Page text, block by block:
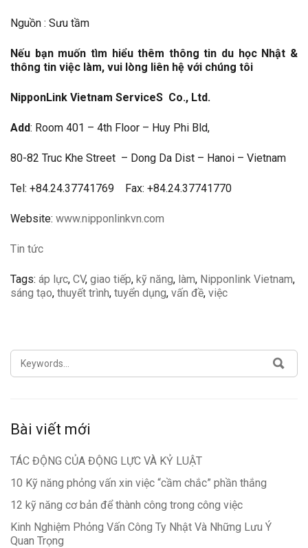
Nguồn : Sưu tầm
Nếu bạn muốn tìm hiểu thêm thông tin du học Nhật &
thông tin việc làm, vui lòng liên hệ với chúng tôi
NipponLink Vietnam ServiceS Co., Ltd.
Add: Room 401 – 4th Floor – Huy Phi Bld,
80-82 Truc Khe Street – Dong Da Dist – Hanoi – Vietnam
Tel: +84.24.37741769 Fax: +84.24.37741770
Website: www.nipponlinkvn.com
Tin tức
Tags: áp lực, CV, giao tiếp, kỹ năng, làm, Nipponlink Vietnam,
sáng tạo, thuyết trình, tuyển dụng, vấn đề, việc
SEARCH
FOR:
Bài viết mới
TÁC ĐỘNG CỦA ĐỘNG LỰC VÀ KỶ LUẬT
10 Kỹ năng phỏng vấn xin việc “cầm chắc” phần thắng
12 kỹ năng cơ bản để thành công trong công việc
Kinh Nghiệm Phỏng Vấn Công Ty Nhật Và Những Lưu Ý
Quan Trọng